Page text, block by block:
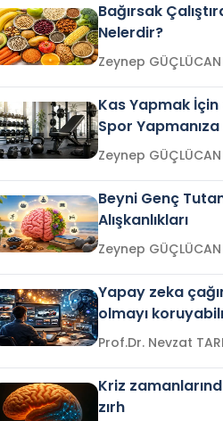
Bağırsak
Nelerdir?
Zeynep GÜÇLÜCAN
Kas Yapmak
Spor
Zeynep GÜÇLÜCAN
Beyni Genç
Alışkanlıkları
Zeynep GÜÇLÜCAN
Yapay zeka
olmayı
Prof.Dr.
Kriz
zırh